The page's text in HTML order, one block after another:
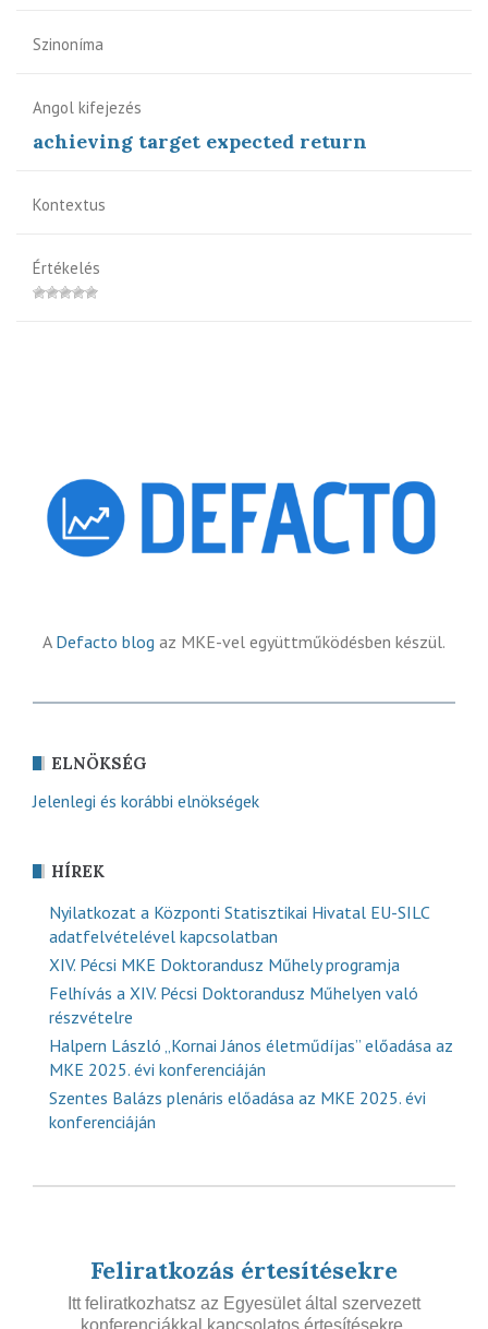
Szinoníma
Angol kifejezés
achieving target expected return
Kontextus
Értékelés
A Defacto blog az MKE-vel együttműködésben készül.
ELNÖKSÉG
Jelenlegi és korábbi elnökségek
HÍREK
Nyilatkozat a Központi Statisztikai Hivatal EU-SILC
adatfelvételével kapcsolatban
XIV. Pécsi MKE Doktorandusz Műhely programja
Felhívás a XIV. Pécsi Doktorandusz Műhelyen való
részvételre
Halpern László „Kornai János életműdíjas” előadása az
MKE 2025. évi konferenciáján
Szentes Balázs plenáris előadása az MKE 2025. évi
konferenciáján
Feliratkozás értesítésekre
Itt feliratkozhatsz az Egyesület által szervezett
konferenciákkal kapcsolatos értesítésekre.